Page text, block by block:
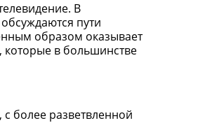
В
пути
образом оказывает
которые в большинстве
более разветвленной